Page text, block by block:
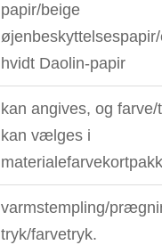
papir/beige
hvidt Daolin-papir
kan angives, og farve/
kan vælges i
varmstempling/
tryk/farvetryk.